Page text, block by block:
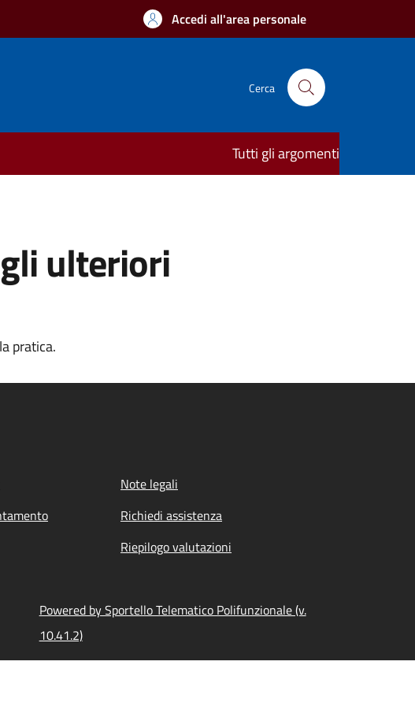
Accedi all'area personale
Cerca
Tutti gli argomenti
ulteriori
pratica.
Note legali
Richiedi assistenza
Riepilogo valutazioni
Powered by Sportello Telematico Polifunzionale (v.
10.41.2)